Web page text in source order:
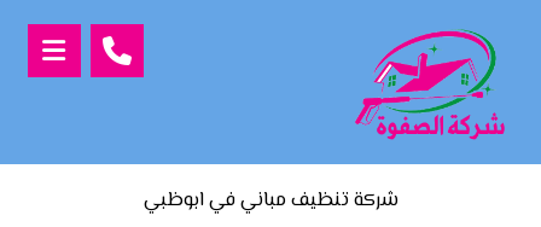
شركة تنظيف مباني في ابوظبي